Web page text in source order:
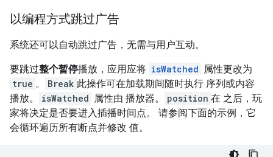
以编程方式跳过广告
系统还可以自动跳过广告，无需与用户互动。
要跳过整个暂停播放，应用应将 isWatched 属性更改为
true 。 Break 此操作可在加载期间随时执行 序列或内容
播放。
isWatched 属性由 播放器。 position 在 之后，玩
家将决定是否要进入插播时间点。 请参阅下面的示例，它
会循环遍历所有断点并修改 值。